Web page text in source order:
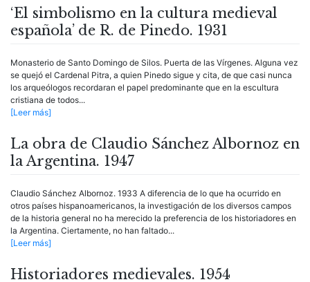
‘El simbolismo en la cultura medieval
española’ de R. de Pinedo. 1931
Monasterio de Santo Domingo de Silos. Puerta de las Vírgenes. Alguna vez
se quejó el Cardenal Pitra, a quien Pinedo sigue y cita, de que casi nunca
los arqueólogos recordaran el papel predominante que en la escultura
cristiana de todos...
[Leer más]
La obra de Claudio Sánchez Albornoz en
la Argentina. 1947
Claudio Sánchez Albornoz. 1933 A diferencia de lo que ha ocurrido en
otros países hispanoamericanos, la investigación de los diversos campos
de la historia general no ha merecido la preferencia de los historiadores en
la Argentina. Ciertamente, no han faltado...
[Leer más]
Historiadores medievales. 1954